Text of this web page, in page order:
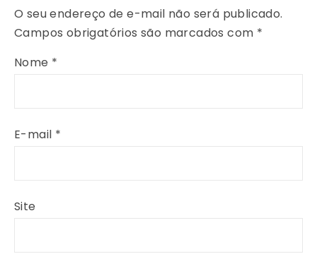
O seu endereço de e-mail não será publicado.
Campos obrigatórios são marcados com *
Nome *
E-mail *
Site